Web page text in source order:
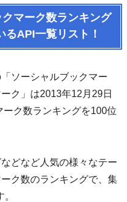
マーク数ランキング
API一覧リスト！
ソーシャルブックマー
ク」は2013年12月29日
ーク数ランキングを100位
どなど人気の様々なテー
ク数のランキングで、集